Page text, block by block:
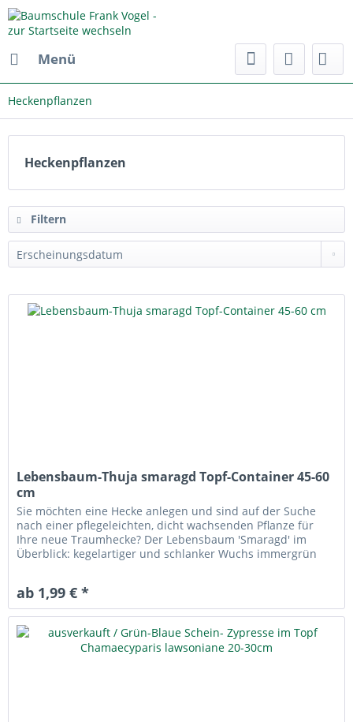
Menü
Heckenpflanzen
Heckenpflanzen
Filtern
Lebensbaum-Thuja smaragd Topf-Container 45-60
cm
Sie möchten eine Hecke anlegen und sind auf der Suche
nach einer pflegeleichten, dicht wachsenden Pflanze für
Ihre neue Traumhecke? Der Lebensbaum 'Smaragd' im
Überblick: kegelartiger und schlanker Wuchs immergrün
ab 1,99 € *